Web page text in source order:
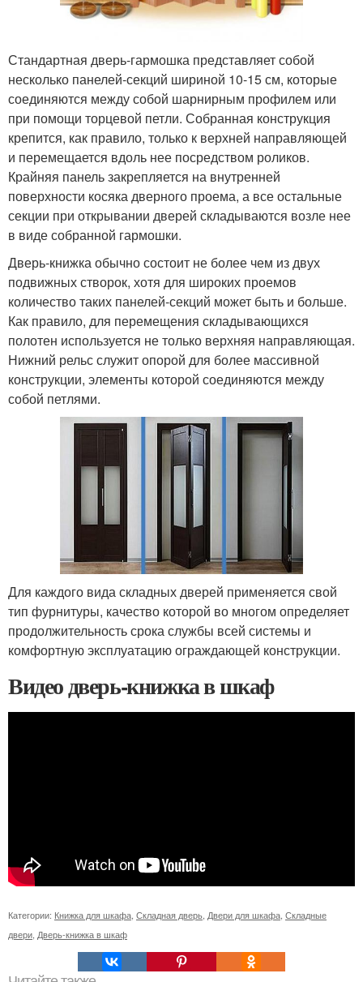
Стандартная дверь-гармошка представляет собой
несколько панелей-секций шириной 10-15 см, которые
соединяются между собой шарнирным профилем или
при помощи торцевой петли. Собранная конструкция
крепится, как правило, только к верхней направляющей
и перемещается вдоль нее посредством роликов.
Крайняя панель закрепляется на внутренней
поверхности косяка дверного проема, а все остальные
секции при открывании дверей складываются возле нее
в виде собранной гармошки.
Дверь-книжка обычно состоит не более чем из двух
подвижных створок, хотя для широких проемов
количество таких панелей-секций может быть и больше.
Как правило, для перемещения складывающихся
полотен используется не только верхняя направляющая.
Нижний рельс служит опорой для более массивной
конструкции, элементы которой соединяются между
собой петлями.
Для каждого вида складных дверей применяется свой
тип фурнитуры, качество которой во многом определяет
продолжительность срока службы всей системы и
комфортную эксплуатацию ограждающей конструкции.
Видео дверь-книжка в шкаф
Категории: Книжка для шкафа Складная дверь Двери для шкафа Складные
двери Дверь-книжка в шкаф